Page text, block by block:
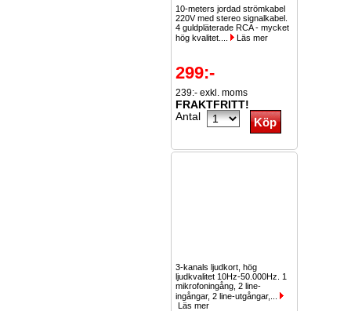
10-meters jordad strömkabel
220V med stereo signalkabel.
4 guldpläterade RCA - mycket
hög kvalitet....
Läs mer
299:-
239:- exkl. moms
FRAKTFRITT!
Antal
3-kanals ljudkort, hög
ljudkvalitet 10Hz-50.000Hz. 1
mikrofoningång, 2 line-
ingångar, 2 line-utgångar,...
Läs mer